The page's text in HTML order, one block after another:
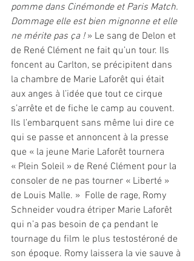
pomme dans Cinémonde et Paris Match.
Dommage elle est bien mignonne et elle
ne mérite pas ça ! » Le sang de Delon et
de René Clément ne fait qu’un tour. Ils
foncent au Carlton, se précipitent dans
la chambre de Marie Laforêt qui était
aux anges à l’idée que tout ce cirque
s’arrête et de fiche le camp au couvent.
Ils l’embarquent sans même lui dire ce
qui se passe et annoncent à la presse
que « la jeune Marie Laforêt tournera
« Plein Soleil » de René Clément pour la
consoler de ne pas tourner « Liberté »
de Louis Malle. »  Folle de rage, Romy
Schneider voudra étriper Marie Laforêt
qui n’a pas besoin de ça pendant le
tournage du film le plus testostéroné de
son époque. Romy laissera la vie sauve à